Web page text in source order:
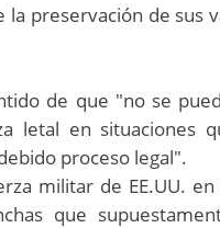
preservación de sus
de que "no se
letal en situaciones
proceso legal".
militar de EE.UU.
que